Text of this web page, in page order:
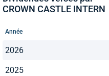
CROWN CASTLE INTERN
Année
2026
2025